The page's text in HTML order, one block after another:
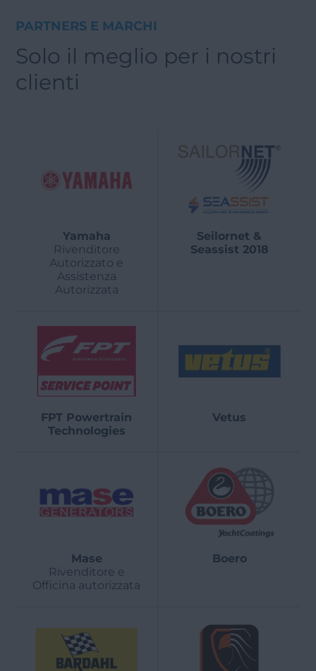
PARTNERS E MARCHI
Solo il meglio per i nostri
clienti
Yamaha
Rivenditore
Autorizzato e
Assistenza
Autorizzata
Seilornet &
Seassist 2018
FPT Powertrain
Technologies
Vetus
Mase
Rivenditore e
Officina autorizzata
Boero